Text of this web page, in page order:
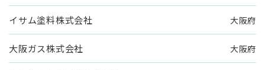
イサム塗料株式会社 大阪府
大阪ガス株式会社 大阪府